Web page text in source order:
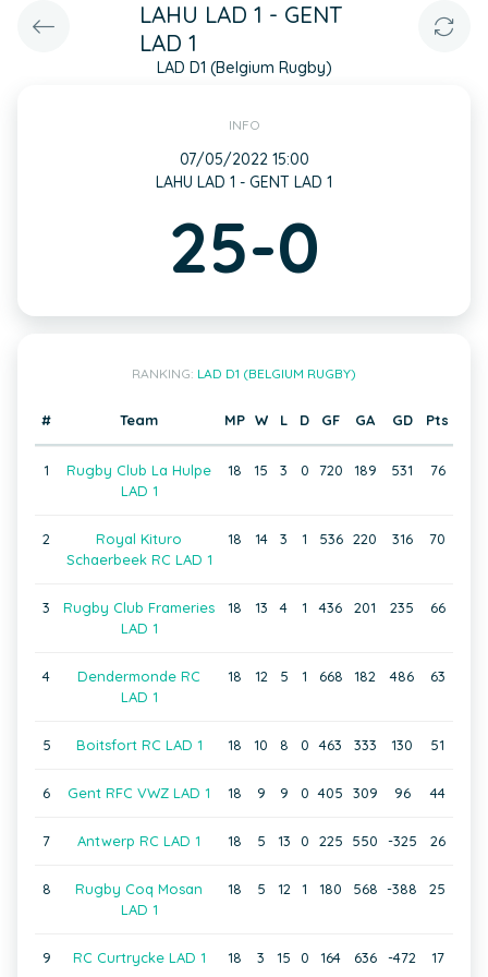
LAHU LAD 1 - GENT
LAD 1
LAD D1 (Belgium Rugby)
INFO
07/05/2022 15:00
LAHU LAD 1 - GENT LAD 1
25-0
RANKING: LAD D1 (BELGIUM RUGBY)
# Team MP W L D GF GA GD Pts
1
Rugby Club La Hulpe
LAD 1
18 15 3 0 720 189 531 76
2
Royal Kituro
Schaerbeek RC LAD 1
18 14 3 1 536 220 316 70
3
Rugby Club Frameries
LAD 1
18 13 4 1 436 201 235 66
4
Dendermonde RC
LAD 1
18 12 5 1 668 182 486 63
5 Boitsfort RC LAD 1 18 10 8 0 463 333 130 51
6 Gent RFC VWZ LAD 1 18 9 9 0 405 309 96 44
7 Antwerp RC LAD 1 18 5 13 0 225 550 -325 26
8
Rugby Coq Mosan
LAD 1
18 5 12 1 180 568 -388 25
9 RC Curtrycke LAD 1 18 3 15 0 164 636 -472 17